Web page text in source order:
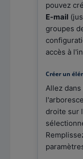
pouvez
E-mail
groupes
accès à
Créer un
Allez
droite sur